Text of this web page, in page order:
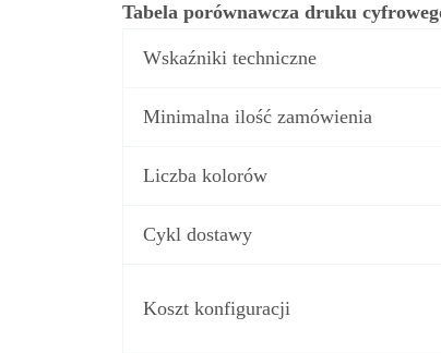
Tabela porównawcza druku
Wskaźniki techniczne
Minimalna ilość zamówienia
Liczba kolorów
Cykl dostawy
Koszt konfiguracji